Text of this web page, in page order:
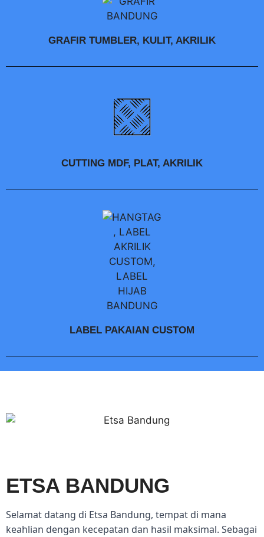
GRAFIR TUMBLER, KULIT, AKRILIK
CUTTING MDF, PLAT, AKRILIK
LABEL PAKAIAN CUSTOM
ETSA BANDUNG
Selamat datang di Etsa Bandung, tempat di mana
keahlian dengan kecepatan dan hasil maksimal. Sebagai